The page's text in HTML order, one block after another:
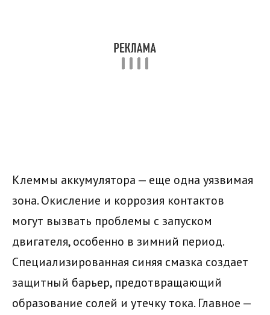
Клеммы аккумулятора — еще одна уязвимая
зона. Окисление и коррозия контактов
могут вызвать проблемы с запуском
двигателя, особенно в зимний период.
Специализированная синяя смазка создает
защитный барьер, предотвращающий
образование солей и утечку тока. Главное —